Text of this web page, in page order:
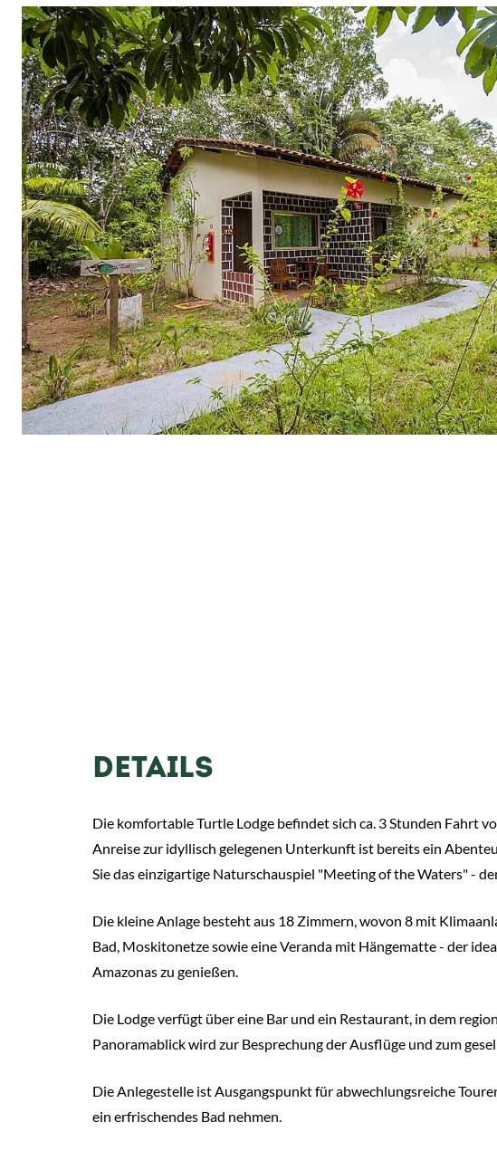
DETAILS
Die komfortable Turtle Lodge befindet sich ca. 3 Stunden Fahrt
Anreise zur idyllisch gelegenen Unterkunft ist bereits ein
Sie das einzigartige Naturschauspiel "Meeting of the Waters" -
Die kleine Anlage besteht aus 18 Zimmern, wovon 8 mit
Bad, Moskitonetze sowie eine Veranda mit Hängematte - der
Amazonas zu genießen.
Die Lodge verfügt über eine Bar und ein Restaurant, in dem
Panoramablick wird zur Besprechung der Ausflüge und zum
Die Anlegestelle ist Ausgangspunkt für abwechlungsreiche
ein erfrischendes Bad nehmen.